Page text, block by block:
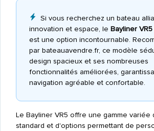
Si vous recherchez un bateau
innovation et espace, le Bayliner
est une option incontournable.
par bateauavendre.fr, ce modèle
design spacieux et ses nombreuses
fonctionnalités améliorées,
navigation agréable et confortable.
Le Bayliner VR5 offre une gamme variée
standard et d'options permettant de